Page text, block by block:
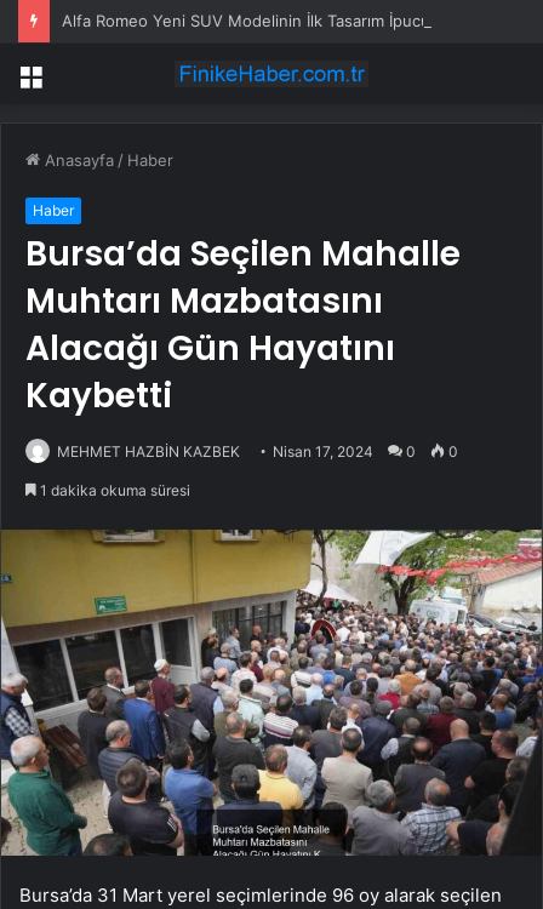
Menü
Anasayfa / Haber
Haber
Bursa’da Seçilen Mahalle
Muhtarı Mazbatasını
Alacağı Gün Hayatını
Kaybetti
MEHMET HAZBİN KAZBEK Nisan 17, 2024 0 0
1 dakika okuma süresi
Bursa’da 31 Mart yerel seçimlerinde 96 oy alarak seçilen